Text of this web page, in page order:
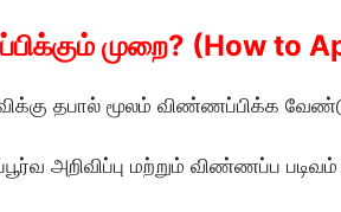
முறை? (How to
தபால் மூலம் விண்ணப்பிக்க
அறிவிப்பு மற்றும் விண்ணப்ப